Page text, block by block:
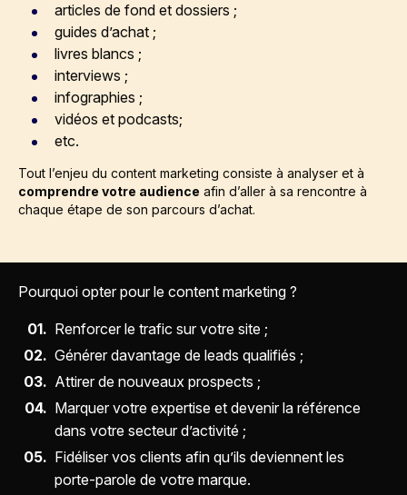
articles de fond et dossiers ;
guides d’achat ;
livres blancs ;
interviews ;
infographies ;
vidéos et podcasts;
etc.
Tout l’enjeu du content marketing consiste à analyser et à
comprendre votre audience afin d’aller à sa rencontre à
chaque étape de son parcours d’achat.
Pourquoi opter pour le content marketing ?
Renforcer le trafic sur votre site ;
Générer davantage de leads qualifiés ;
Attirer de nouveaux prospects ;
Marquer votre expertise et devenir la référence
dans votre secteur d’activité ;
Fidéliser vos clients afin qu’ils deviennent les
porte-parole de votre marque.